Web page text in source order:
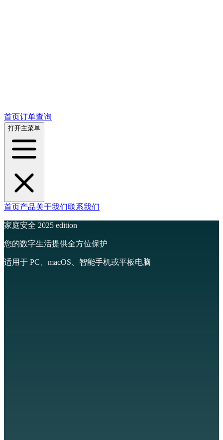
首页订单查询
打开主菜单
首页产品关于我们联系我们
家庭安全 2025 edition
您的数字生活提供全方位保护
适用于 PC、macOS、智能手机或平板电脑